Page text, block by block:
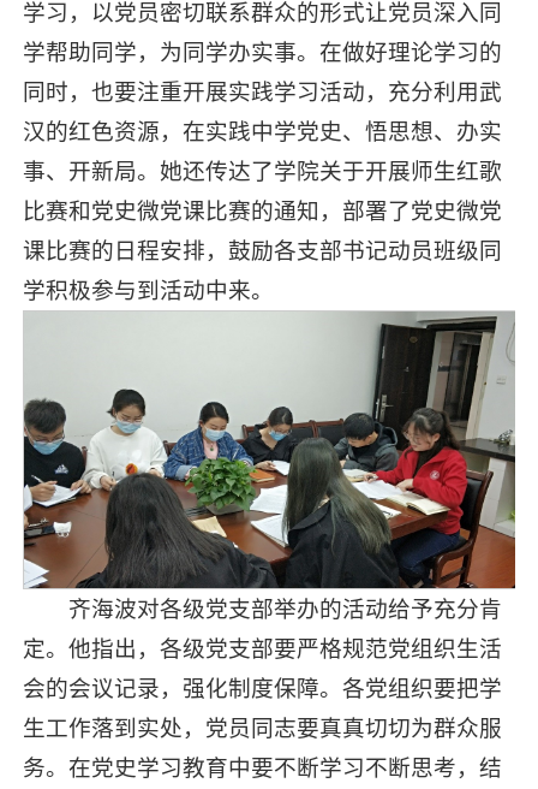
学习，以党员密切联系群众的形式让党员深入同
学帮助同学，为同学办实事。在做好理论学习的
同时，也要注重开展实践学习活动，充分利用武
汉的红色资源，在实践中学党史、悟思想、办实
事、开新局。她还传达了学院关于开展师生红歌
比赛和党史微党课比赛的通知，部署了党史微党
课比赛的日程安排，鼓励各支部书记动员班级同
学积极参与到活动中来。
齐海波对各级党支部举办的活动给予充分肯
定。他指出，各级党支部要严格规范党组织生活
会的会议记录，强化制度保障。各党组织要把学
生工作落到实处，党员同志要真真切切为群众服
务。在党史学习教育中要不断学习不断思考，结